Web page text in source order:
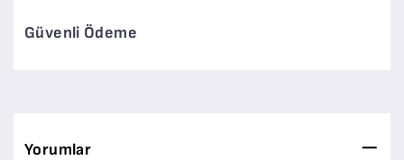
Güvenli Ödeme
Yorumlar